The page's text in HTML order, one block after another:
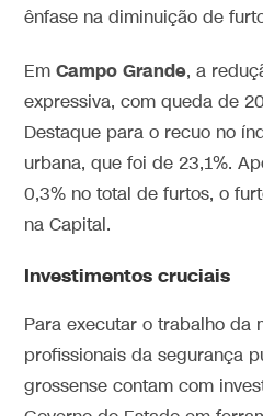
ênfase na diminuição de
EmCampo Grande, a
expressiva, com queda de
Destaque para o recuo no
urbana, que foi de 23,1%.
0,3% no total de furtos, o
na Capital.
Investimentos cruciais
Para executar o trabalho da
profissionais da segurança
grossense contam com